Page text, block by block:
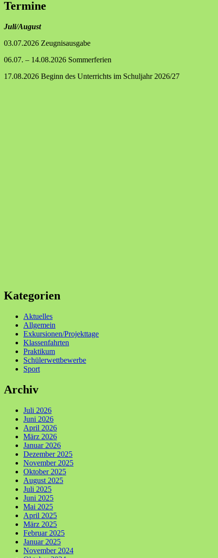
Termine
Juli/August
03.07.2026 Zeugnisausgabe
06.07. – 14.08.2026 Sommerferien
17.08.2026 Beginn des Unterrichts im Schuljahr 2026/27
Kategorien
Aktuelles
Allgemein
Exkursionen/Projekttage
Klassenfahrten
Praktikum
Schülerwettbewerbe
Sport
Archiv
Juli 2026
Juni 2026
April 2026
März 2026
Januar 2026
Dezember 2025
November 2025
Oktober 2025
August 2025
Juli 2025
Juni 2025
Mai 2025
April 2025
März 2025
Februar 2025
Januar 2025
November 2024